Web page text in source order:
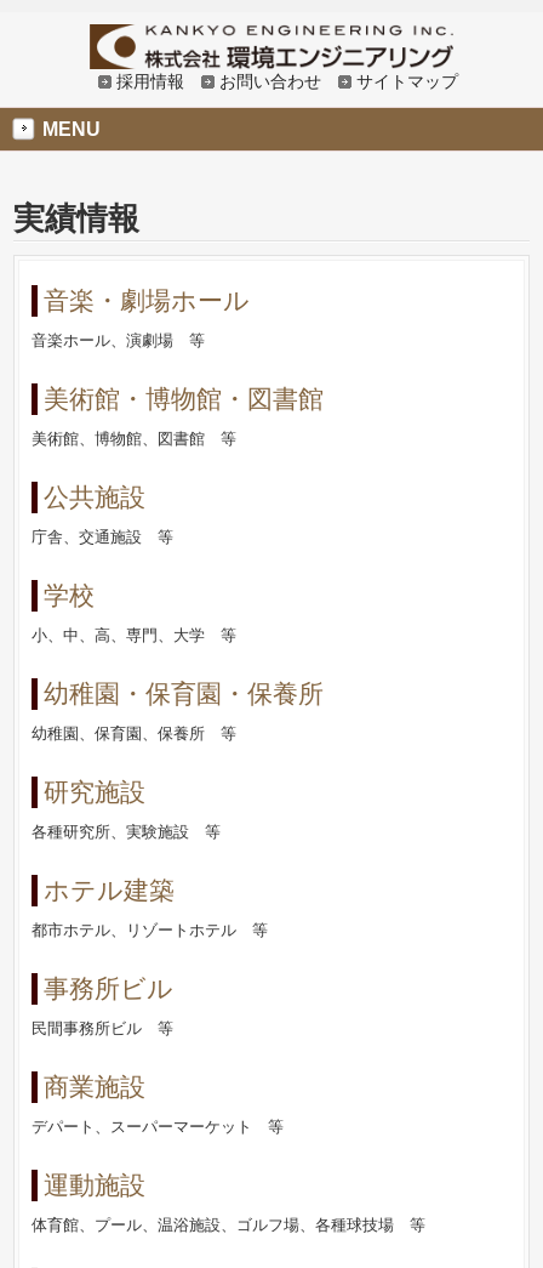
採用情報 お問い合わせ サイトマップ
MENU
実績情報
音楽・劇場ホール
音楽ホール、演劇場 等
美術館・博物館・図書館
美術館、博物館、図書館 等
公共施設
庁舎、交通施設 等
学校
小、中、高、専門、大学 等
幼稚園・保育園・保養所
幼稚園、保育園、保養所 等
研究施設
各種研究所、実験施設 等
ホテル建築
都市ホテル、リゾートホテル 等
事務所ビル
民間事務所ビル 等
商業施設
デパート、スーパーマーケット 等
運動施設
体育館、プール、温浴施設、ゴルフ場、各種球技場 等